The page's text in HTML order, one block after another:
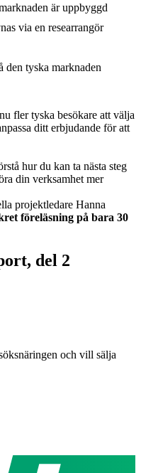
är uppbyggd
via en researrangör
den tyska marknaden
fler tyska besökare att välja
ditt erbjudande för att
hur du kan ta nästa steg
din verksamhet mer
projektledare Hanna
föreläsning på bara 30
del 2
och vill sälja